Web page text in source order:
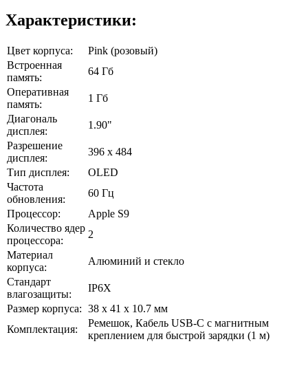
Характеристики:
Цвет корпуса:
Pink (розовый)
Встроенная
память:
64 Гб
Оперативная
память:
1 Гб
Диагональ
дисплея:
1.90"
Разрешение
дисплея:
396 x 484
Тип дисплея:
OLED
Частота
обновления:
60 Гц
Процессор:
Apple S9
Количество ядер
процессора:
2
Материал
корпуса:
Алюминий и стекло
Стандарт
влагозащиты:
IP6X
Размер корпуса: 38 x 41 x 10.7 мм
Комплектация:
Ремешок, Кабель USB‑C с магнитным
креплением для быстрой зарядки (1 м)